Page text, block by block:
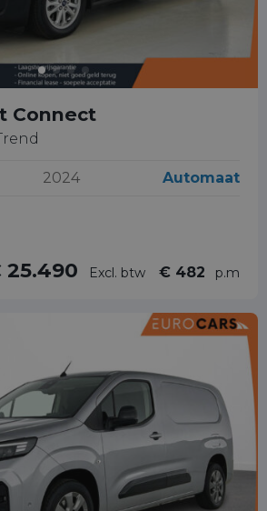
Connect
2024 Automaat
25.490 Excl. btw € 482 p.m